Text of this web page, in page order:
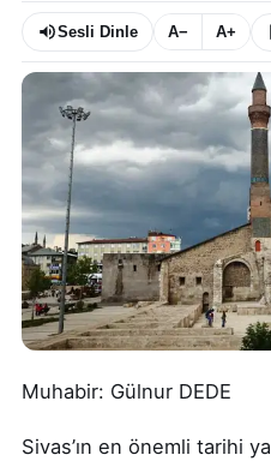
Sesli Dinle A− A+
Muhabir: Gülnur DEDE
Sivas’ın en önemli tarihi